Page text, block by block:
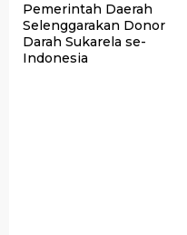
Pemerintah Daerah
Selenggarakan Donor
Darah Sukarela se-
Indonesia